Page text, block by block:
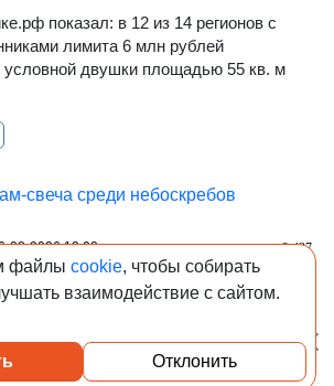
показал: в 12 из 14 регионов с
лимита 6 млн рублей
условной двушки площадью 55 кв. м
свеча среди небоскребов
Ziarch показали концепцию храма
2 437
08-2026 12:00
каталог проверенных квартир
файлы cookie, чтобы собирать
взаимодействие с сайтом.
Отклонить